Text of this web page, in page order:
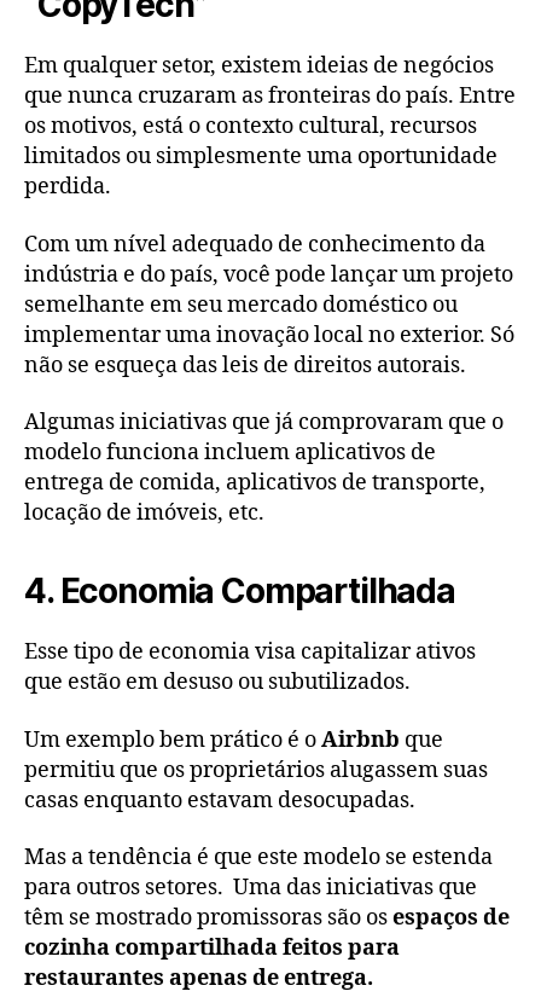
Em qualquer setor, existem ideias de negócios
que nunca cruzaram as fronteiras do país. Entre
os motivos, está o contexto cultural, recursos
limitados ou simplesmente uma oportunidade
perdida.
Com um nível adequado de conhecimento da
indústria e do país, você pode lançar um projeto
semelhante em seu mercado doméstico ou
implementar uma inovação local no exterior. Só
não se esqueça das leis de direitos autorais.
Algumas iniciativas que já comprovaram que o
modelo funciona incluem aplicativos de
entrega de comida, aplicativos de transporte,
locação de imóveis, etc.
4. Economia Compartilhada
Esse tipo de economia visa capitalizar ativos
que estão em desuso ou subutilizados.
Um exemplo bem prático é oAirbnb que
permitiu que os proprietários alugassem suas
casas enquanto estavam desocupadas.
Mas a tendência é que este modelo se estenda
para outros setores. Uma das iniciativas que
têm se mostrado promissoras são osespaços de
cozinha compartilhada feitos para
restaurantes apenas de entrega.